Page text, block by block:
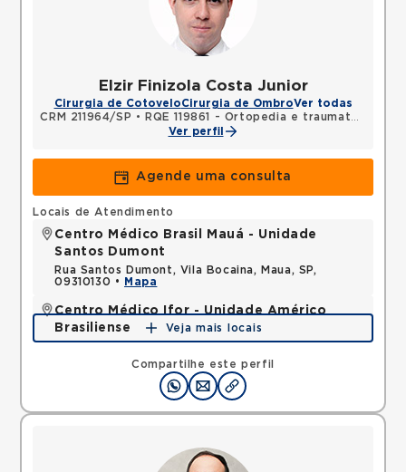
Elzir Finizola Costa Junior
Cirurgia de CotoveloCirurgia de OmbroVer todas
CRM 211964/SP •
RQE 119861 - Ortopedia e traumatologia
Ver perfil
Agende uma consulta
Compartilhe este perfil
Locais de Atendimento
Centro Médico Brasil Mauá - Unidade
Santos Dumont
Rua Santos Dumont, Vila Bocaina, Maua, SP,
09310130 •
Mapa
Centro Médico Ifor - Unidade Américo
Brasiliense
Rua Americo Brasiliense, Centro, Sao Bernardo do
Campo, SP, 09715021 •
Mapa
Veja mais locais